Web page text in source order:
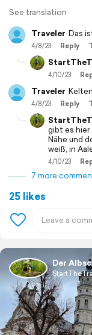
See translation
Traveler Das
4/8/23 Reply
4/10/23
Traveler
4/8/23 Reply
gibt es hier
Nähe und
weiß, in
4/10/23
7 more
25 likes
Der